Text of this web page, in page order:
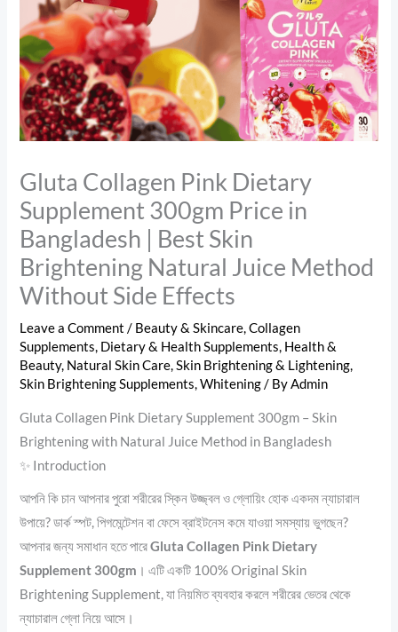
Gluta Collagen Pink Dietary
Supplement 300gm Price in
Bangladesh | Best Skin
Brightening Natural Juice Method
Without Side Effects
Leave a Comment / Beauty & Skincare,Collagen
Supplements, Dietary & Health Supplements, Health &
Beauty, Natural Skin Care,Skin Brightening & Lightening,
Skin Brightening Supplements,Whitening/ ByAdmin
Gluta Collagen Pink Dietary Supplement 300gm – Skin
Brightening with Natural Juice Method in Bangladesh
✨ Introduction
আপনি কি চান আপনার পুরো শরীরের স্কিন উজ্জ্বল ও গ্লোয়িং হোক একদম ন্যাচারাল
উপায়ে? ডার্ক স্পট, পিগমেন্টেশন বা ফেসে ব্রাইটনেস কমে যাওয়া সমস্যায় ভুগছেন?
আপনার জন্য সমাধান হতে পারেGluta Collagen Pink Dietary
Supplement 300gm । এটি একটি 100% Original Skin
Brightening Supplement, যা নিয়মিত ব্যবহার করলে শরীরের ভেতর থেকে
ন্যাচারাল গ্লো নিয়ে আসে।